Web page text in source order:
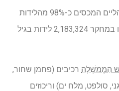
המחקר ניתח נתוני בריאות מנהליים המכסים כ-98% מהלידות
באונטריו, קנדה. בסך הכל נכללו במחקר 2,183,324 לידות בגיל
הַמֶמשָׁלָה רכיבים (פחמן שחור,
סולפט, מלח ים) וריכוזים